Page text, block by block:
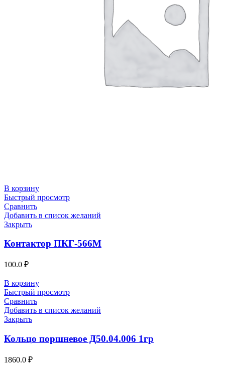
В корзину
Быстрый просмотр
Сравнить
Добавить в список желаний
Закрыть
Контактор ПКГ-566М
100.0 ₽
В корзину
Быстрый просмотр
Сравнить
Добавить в список желаний
Закрыть
Кольцо поршневое Д50.04.006 1гр
1860.0 ₽